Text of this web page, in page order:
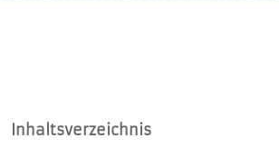
Inhaltsverzeichnis